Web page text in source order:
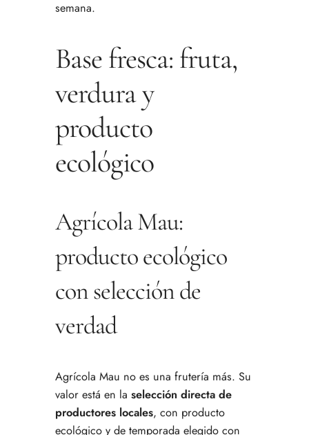
semana.
Base fresca: fruta,
verdura y
producto
ecológico
Agrícola Mau:
producto ecológico
con selección de
verdad
Agrícola Mau no es una frutería más. Su
valor está en la selección directa de
productores locales, con producto
ecológico y de temporada elegido con